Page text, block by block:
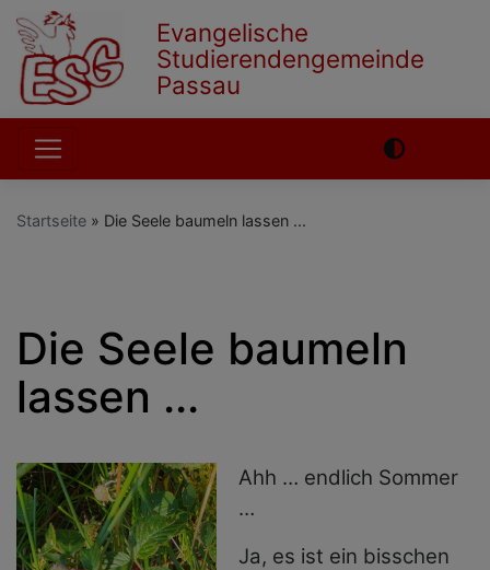
Direkt
zum
Inhalt
Evangelische
Studierendengemeinde
Passau
Hauptnavigation
Startseite Die Seele baumeln lassen ...
Die Seele baumeln
lassen ...
Ahh … endlich Sommer
…
Ja, es ist ein bisschen